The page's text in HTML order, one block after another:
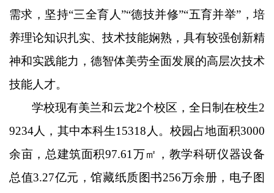
需求，坚持“三全育人”“德技并修”“五育并举”，培
养理论知识扎实、技术技能娴熟，具有较强创新精
神和实践能力，德智体美劳全面发展的高层次技术
技能人才。
学校现有美兰和云龙2个校区，全日制在校生2
9234人，其中本科生15318人。校园占地面积3000
余亩，总建筑面积97.61万㎡，教学科研仪器设备
总值3.27亿元，馆藏纸质图书256万余册，电子图